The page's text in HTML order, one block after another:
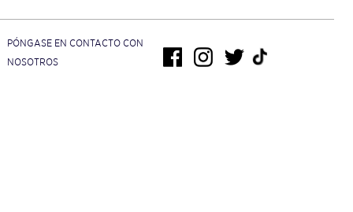
PÓNGASE EN CONTACTO CON
NOSOTROS